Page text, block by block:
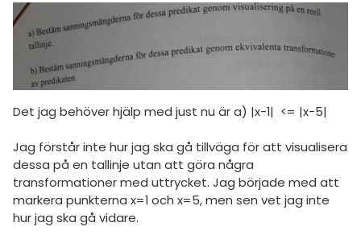
Det jag behöver hjälp med just nu är a) |x-1| <= |x-5|
Jag förstår inte hur jag ska gå tillväga för att visualisera
dessa på en tallinje utan att göra några
transformationer med uttrycket. Jag började med att
markera punkterna x=1 och x=5, men sen vet jag inte
hur jag ska gå vidare.
Allmänna villkor
Cookie-inställningar
diskussioner